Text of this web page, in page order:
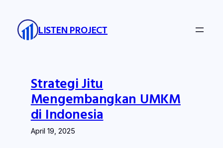
content
LISTEN PROJECT
Strategi Jitu
Mengembangkan UMKM
di Indonesia
April 19, 2025